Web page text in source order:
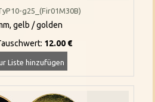
g25_(Fir01M30B)
gelb / golden
12.00 €
Liste hinzufügen